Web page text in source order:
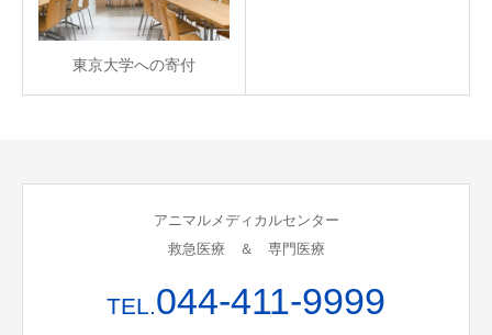
東京大学への寄付
アニマルメディカルセンター
救急医療 ＆ 専門医療
TEL.044-411-9999